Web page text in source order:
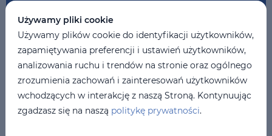
Twój email*
Szkoła
Używamy pliki cookie
Używamy plików cookie do identyfikacji użytkowników,
zapamiętywania preferencji i ustawień użytkowników,
analizowania ruchu i trendów na stronie oraz ogólnego
zrozumienia zachowań i zainteresowań użytkowników
wchodzących w interakcję z naszą Stroną. Kontynuując
zgadzasz się na naszą politykę prywatności.